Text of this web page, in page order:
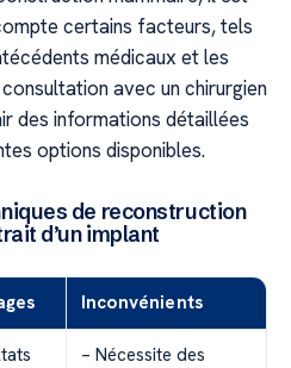
certains facteurs, tels
médicaux et les
avec un chirurgien
des informations détaillées
options disponibles.
de reconstruction
d’un implant
Inconvénients
– Nécessite des